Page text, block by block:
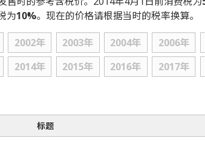
为10%。现在的价格请根据当时的税率换算。
2002年 2003年 2004年 2006年
2014年 2015年 2016年 2017年
标题